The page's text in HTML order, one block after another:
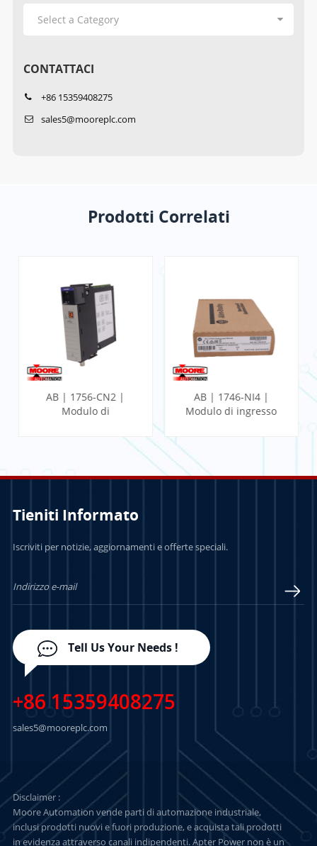
CONTATTACI
+86 15359408275
sales5@mooreplc.com
Prodotti Correlati
AB | 1756-CN2 |
Modulo di
AB | 1746-NI4 |
Modulo di ingresso
Tieniti Informato
Iscriviti per notizie, aggiornamenti e offerte speciali.
Tell Us Your Needs !
+86 15359408275
sales5@mooreplc.com
Disclaimer :
Moore Automation vende parti di automazione industriale,
inclusi prodotti nuovi e fuori produzione, e acquista tali prodotti
in evidenza attraverso canali indipendenti. Apter Power non è un